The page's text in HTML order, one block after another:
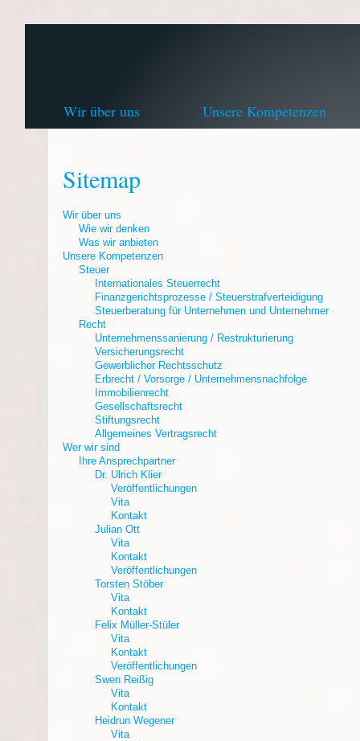
Wir über uns Unsere Kompetenzen
Sitemap
Wir über uns
Wie wir denken
Was wir anbieten
Unsere Kompetenzen
Steuer
Internationales Steuerrecht
Finanzgerichtsprozesse / Steuerstrafverteidigung
Steuerberatung für Unternehmen und Unternehmer
Recht
Unternehmenssanierung / Restrukturierung
Versicherungsrecht
Gewerblicher Rechtsschutz
Erbrecht / Vorsorge / Unternehmensnachfolge
Immobilienrecht
Gesellschaftsrecht
Stiftungsrecht
Allgemeines Vertragsrecht
Wer wir sind
Ihre Ansprechpartner
Dr. Ulrich Klier
Veröffentlichungen
Vita
Kontakt
Julian Ott
Vita
Kontakt
Veröffentlichungen
Torsten Stöber
Vita
Kontakt
Felix Müller-Stüler
Vita
Kontakt
Veröffentlichungen
Swen Reißig
Vita
Kontakt
Heidrun Wegener
Vita